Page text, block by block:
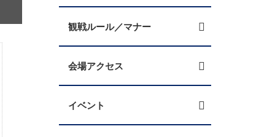
観戦ルール／マナー
会場アクセス
イベント